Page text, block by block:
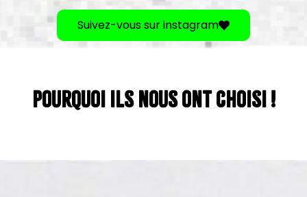
Suivez-vous sur instagram
POURQUOI ILS NOUS ONT CHOISI !​